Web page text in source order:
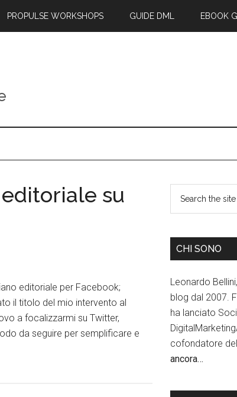
PROPULSE WORKSHOPS GUIDE DML EBOOK
su
editoriale per Facebook;
il titolo del mio intervento al
a focalizzarmi su Twitter,
da seguire per semplificare e
CHI SONO
Leonardo
blog dal 2007.
ha lanciato
cofondatore
ancora…